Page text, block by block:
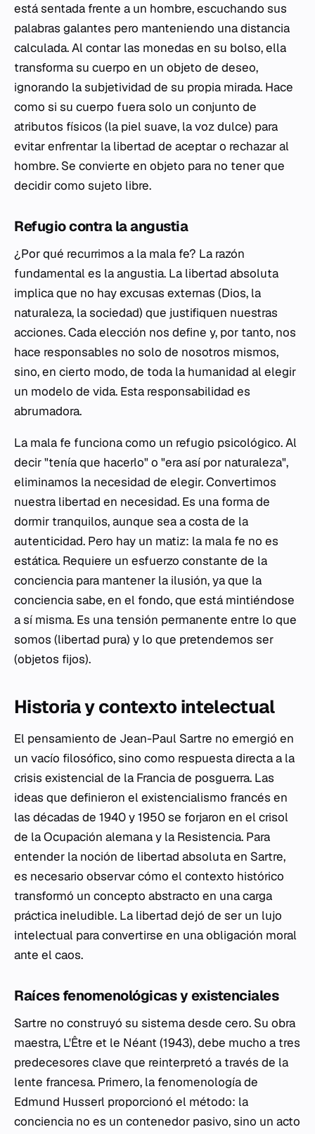
está sentada frente a un hombre, escuchando sus
palabras galantes pero manteniendo una distancia
calculada. Al contar las monedas en su bolso, ella
transforma su cuerpo en un objeto de deseo,
ignorando la subjetividad de su propia mirada. Hace
como si su cuerpo fuera solo un conjunto de
atributos físicos (la piel suave, la voz dulce) para
evitar enfrentar la libertad de aceptar o rechazar al
hombre. Se convierte en objeto para no tener que
decidir como sujeto libre.
Refugio contra la angustia
¿Por qué recurrimos a la mala fe? La razón
fundamental es la angustia. La libertad absoluta
implica que no hay excusas externas (Dios, la
naturaleza, la sociedad) que justifiquen nuestras
acciones. Cada elección nos define y, por tanto, nos
hace responsables no solo de nosotros mismos,
sino, en cierto modo, de toda la humanidad al elegir
un modelo de vida. Esta responsabilidad es
abrumadora.
La mala fe funciona como un refugio psicológico. Al
decir "tenía que hacerlo" o "era así por naturaleza",
eliminamos la necesidad de elegir. Convertimos
nuestra libertad en necesidad. Es una forma de
dormir tranquilos, aunque sea a costa de la
autenticidad. Pero hay un matiz: la mala fe no es
estática. Requiere un esfuerzo constante de la
conciencia para mantener la ilusión, ya que la
conciencia sabe, en el fondo, que está mintiéndose
a sí misma. Es una tensión permanente entre lo que
somos (libertad pura) y lo que pretendemos ser
(objetos fijos).
Historia y contexto intelectual
El pensamiento de Jean-Paul Sartre no emergió en
un vacío filosófico, sino como respuesta directa a la
crisis existencial de la Francia de posguerra. Las
ideas que definieron el existencialismo francés en
las décadas de 1940 y 1950 se forjaron en el crisol
de la Ocupación alemana y la Resistencia. Para
entender la noción de libertad absoluta en Sartre,
es necesario observar cómo el contexto histórico
transformó un concepto abstracto en una carga
práctica ineludible. La libertad dejó de ser un lujo
intelectual para convertirse en una obligación moral
ante el caos.
Raíces fenomenológicas y existenciales
Sartre no construyó su sistema desde cero. Su obra
maestra, L'Être et le Néant (1943), debe mucho a tres
predecesores clave que reinterpretó a través de la
lente francesa. Primero, la fenomenología de
Edmund Husserl proporcionó el método: la
conciencia no es un contenedor pasivo, sino un acto